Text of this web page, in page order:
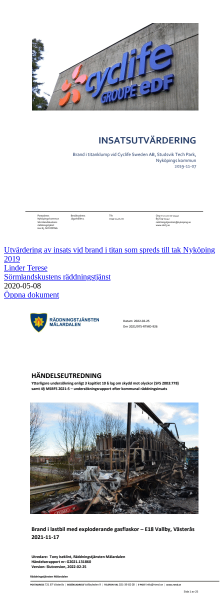
Utvärdering av insats vid brand i titan som spreds till tak Nyköping
2019
Linder Terese
Sörmlandskustens räddningstjänst
2020-05-08
Öppna dokument